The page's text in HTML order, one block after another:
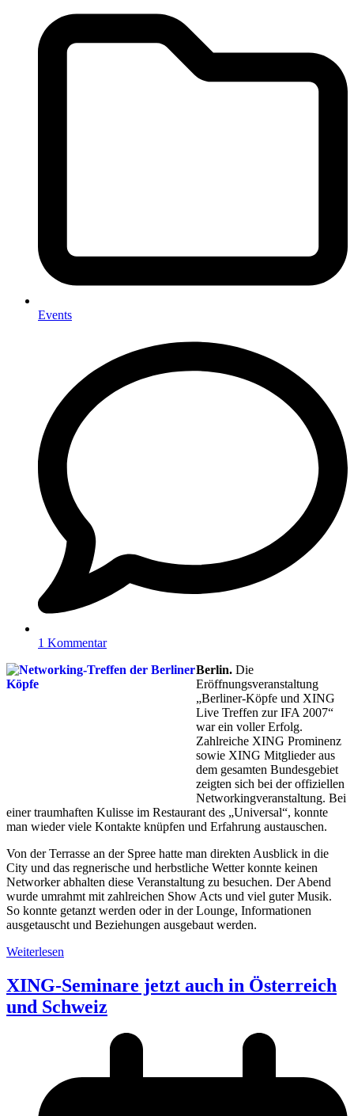
Events
1 Kommentar
Berlin. Die
Eröffnungsveranstaltung
„Berliner-Köpfe und XING
Live Treffen zur IFA 2007“
war ein voller Erfolg.
Zahlreiche XING Prominenz
sowie XING Mitglieder aus
dem gesamten Bundesgebiet
zeigten sich bei der offiziellen
Networkingveranstaltung. Bei
einer traumhaften Kulisse im Restaurant des „Universal“, konnte
man wieder viele Kontakte knüpfen und Erfahrung austauschen.
Von der Terrasse an der Spree hatte man direkten Ausblick in die
City und das regnerische und herbstliche Wetter konnte keinen
Networker abhalten diese Veranstaltung zu besuchen. Der Abend
wurde umrahmt mit zahlreichen Show Acts und viel guter Musik.
So konnte getanzt werden oder in der Lounge, Informationen
ausgetauscht und Beziehungen ausgebaut werden.
Weiterlesen
XING-Seminare jetzt auch in Österreich
und Schweiz